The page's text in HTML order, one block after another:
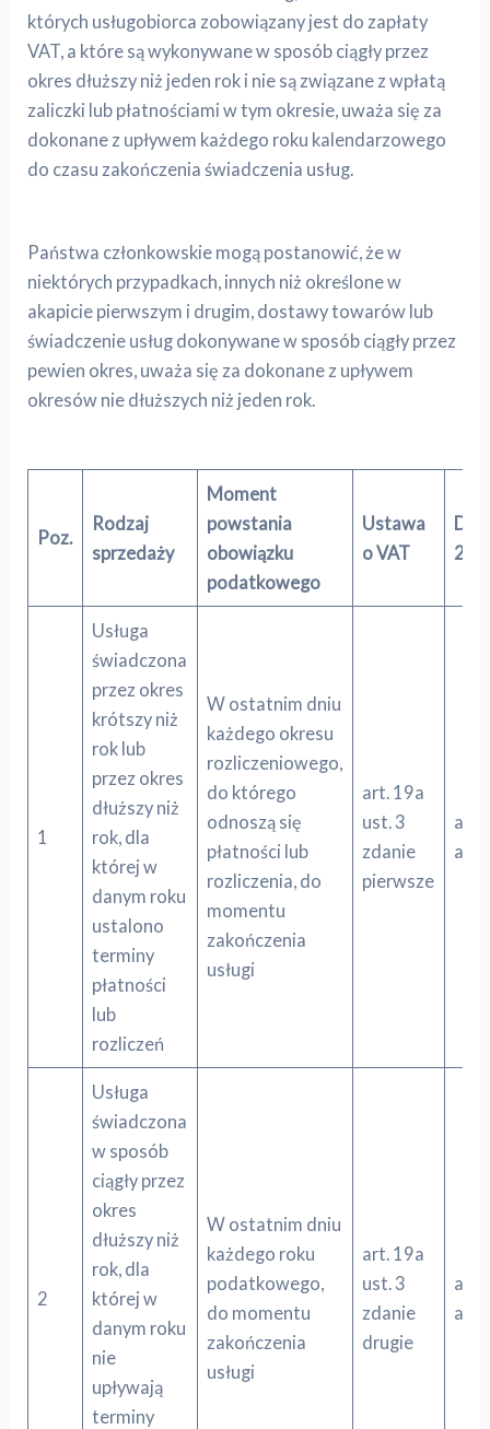
których usługobiorca zobowiązany jest do zapłaty
VAT, a które są wykonywane w sposób ciągły przez
okres dłuższy niż jeden rok i nie są związane z wpłatą
zaliczki lub płatnościami w tym okresie, uważa się za
dokonane z upływem każdego roku kalendarzowego
do czasu zakończenia świadczenia usług.
Państwa członkowskie mogą postanowić, że w
niektórych przypadkach, innych niż określone w
akapicie pierwszym i drugim, dostawy towarów lub
świadczenie usług dokonywane w sposób ciągły przez
pewien okres, uważa się za dokonane z upływem
okresów nie dłuższych niż jeden rok.
Poz.
Rodzaj
sprzedaży
Moment
powstania
obowiązku
podatkowego
Ustawa
o VAT
1
Usługa
świadczona
przez okres
krótszy niż
rok lub
przez okres
dłuższy niż
rok, dla
której w
danym roku
ustalono
terminy
płatności
lub
rozliczeń
W ostatnim dniu
każdego okresu
rozliczeniowego,
do którego
odnoszą się
płatności lub
rozliczenia, do
momentu
zakończenia
usługi
art. 19a
ust. 3
zdanie
pierwsze
art.
2
Usługa
świadczona
w sposób
ciągły przez
okres
dłuższy niż
rok, dla
której w
danym roku
nie
upływają
terminy
W ostatnim dniu
każdego roku
podatkowego,
do momentu
zakończenia
usługi
art. 19a
ust. 3
zdanie
drugie
art.